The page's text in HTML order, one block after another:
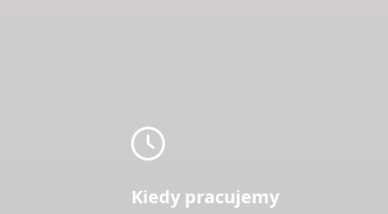
Kiedy pracujemy